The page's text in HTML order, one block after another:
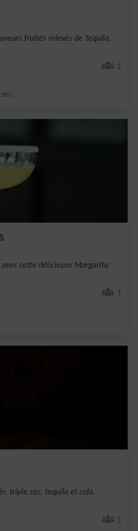
fruités relevés de Tequila.
1
cette délicieuse Margarita
1
triple sec, tequila et cola.
1